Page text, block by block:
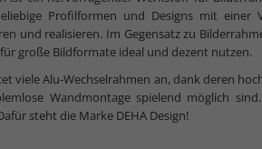
Profilformen und Designs mit
und realisieren. Im Gegensatz zu
große Bildformate ideal und dezent nutzen.
viele Alu-Wechselrahmen an, dank deren
Wandmontage spielend möglich
steht die Marke DEHA Design!